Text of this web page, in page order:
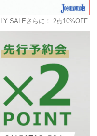
SALEさらに！ 2点10%OFF